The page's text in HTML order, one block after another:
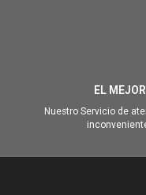
EL
Nuestro Servicio de